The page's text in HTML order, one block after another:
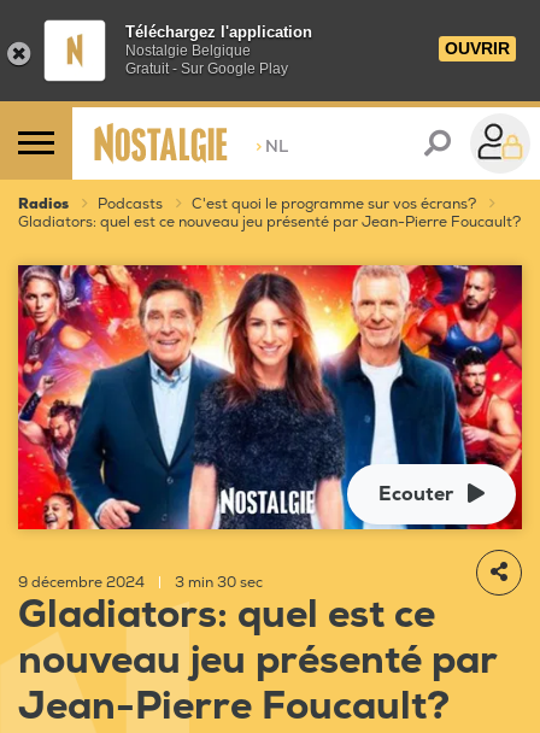
Téléchargez l'application
Nostalgie Belgique
Gratuit - Sur Google Play
OUVRIR
> NL
Radios Podcasts
C'est quoi le programme sur vos écrans?
Gladiators: quel est ce nouveau jeu présenté par Jean-Pierre Foucault?
Ecouter
9 décembre 2024 3 min 30 sec
Gladiators: quel est ce
nouveau jeu présenté par
Jean-Pierre Foucault?